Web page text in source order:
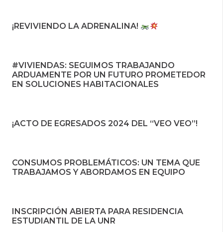
¡REVIVIENDO LA ADRENALINA!
#VIVIENDAS: SEGUIMOS TRABAJANDO
ARDUAMENTE POR UN FUTURO PROMETEDOR
EN SOLUCIONES HABITACIONALES
¡ACTO DE EGRESADOS 2024 DEL “VEO VEO”!
CONSUMOS PROBLEMÁTICOS: UN TEMA QUE
TRABAJAMOS Y ABORDAMOS EN EQUIPO
INSCRIPCIÓN ABIERTA PARA RESIDENCIA
ESTUDIANTIL DE LA UNR